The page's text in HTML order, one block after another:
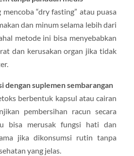
mencoba “dry fasting” atau puasa
dan minum selama lebih dari
metode ini bisa menyebabkan
dan kerusakan organ jika tidak
dengan suplemen sembarangan
berbentuk kapsul atau cairan
pembersihan racun secara
bisa merusak fungsi hati dan
jika dikonsumsi rutin tanpa
yang jelas.